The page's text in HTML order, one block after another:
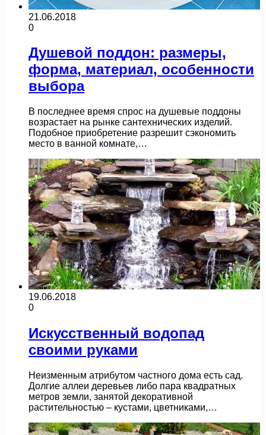
21.06.2018
0
Душевой поддон: размеры,
форма, материал, особенности
выбора
В последнее время спрос на душевые поддоны
возрастает на рынке сантехнических изделий.
Подобное приобретение разрешит сэкономить
место в ванной комнате,…
19.06.2018
0
Искусственный водопад
своими руками
Неизменным атрибутом частного дома есть сад.
Долгие аллеи деревьев либо пара квадратных
метров земли, занятой декоративной
растительностью – кустами, цветниками,…